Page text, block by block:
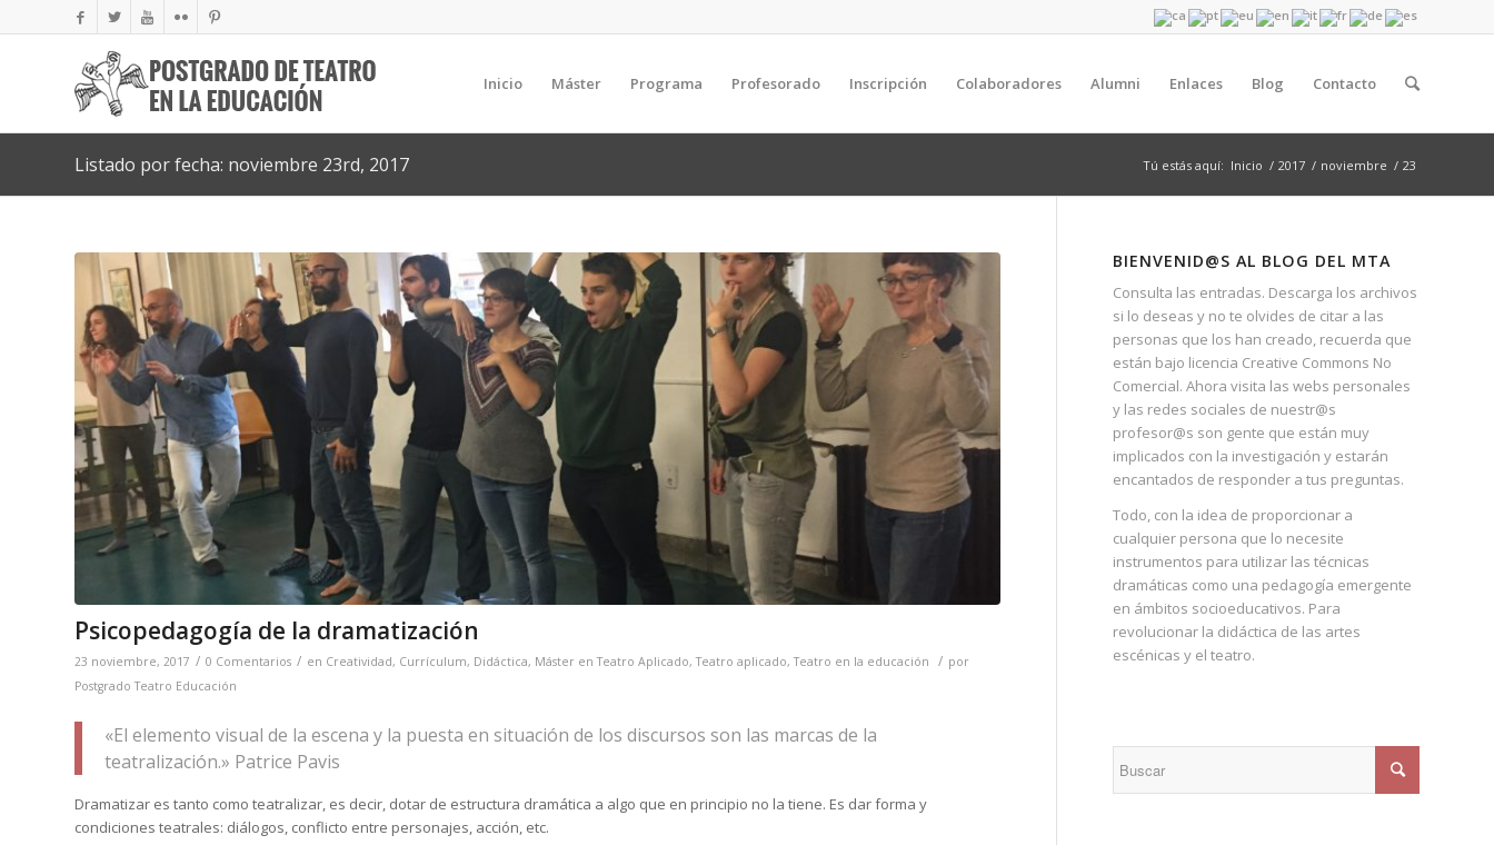
Inicio Máster Programa Profesorado Inscripción Colaboradores Alumni Enlaces Blog Contacto
Listado por fecha: noviembre 23rd, 2017 Tú estás aquí: Inicio / 2017 / noviembre / 23
Psicopedagogía de la dramatización
23 noviembre, 2017 / 0 Comentarios / en Creatividad, Currículum, Didáctica, Máster en Teatro Aplicado,Teatro aplicado,Teatro en la educación / por
Postgrado Teatro Educación
«El elemento visual de la escena y la puesta en situación de los discursos son las marcas de la
teatralización.» Patrice Pavis
Dramatizar es tanto como teatralizar, es decir, dotar de estructura dramática a algo que en principio no la tiene. Es dar forma y
condiciones teatrales: diálogos, conflicto entre personajes, acción, etc.
BIENVENID@S AL BLOG DEL MTA
Consulta las entradas. Descarga los archivos
si lo deseas y no te olvides de citar a las
personas que los han creado, recuerda que
están bajo licencia Creative Commons No
Comercial. Ahora visita las webs personales
y las redes sociales de nuestr@s
profesor@s son gente que están muy
implicados con la investigación y estarán
encantados de responder a tus preguntas.
Todo, con la idea de proporcionar a
cualquier persona que lo necesite
instrumentos para utilizar las técnicas
dramáticas como una pedagogía emergente
en ámbitos socioeducativos. Para
revolucionar la didáctica de las artes
escénicas y el teatro.